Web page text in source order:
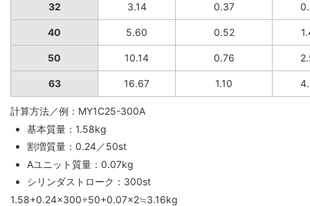
32 3.14 0.37
40 5.60 0.52
50 10.14 0.76
63 16.67 1.10
計算方法／例：MY1C25-300A
基本質量：1.58kg
割増質量：0.24／50st
Aユニット質量：0.07kg
シリンダストローク：300st
1.58+0.24×300÷50+0.07×2≒3.16kg